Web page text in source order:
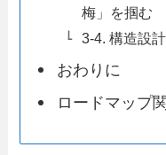
梅」を掴む
3-4. 構造設
おわりに
ロードマップ